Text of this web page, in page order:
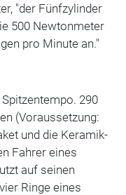
"der Fünfzylinder
500 Newtonmeter
pro Minute an."
290
(Voraussetzung:
und die Keramik-
Fahrer eines
auf seinen
Ringe eines